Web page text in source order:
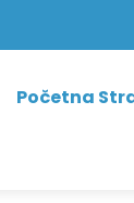
Početna